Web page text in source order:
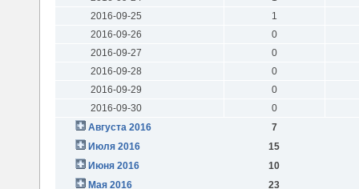
2016-09-25
1
2016-09-26
0
2016-09-27
0
2016-09-28
0
2016-09-29
0
2016-09-30
0
Августа 2016
7
Июля 2016
15
Июня 2016
10
Мая 2016
23